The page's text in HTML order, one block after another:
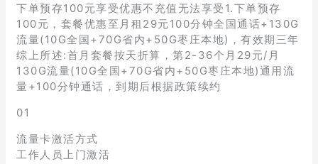
下单预存100元享受优惠不充值无法享受1.下单预存
100元，套餐优惠至月租29元100分钟全国通话+130G
流量(10G全国+70G省内+50G枣庄本地)，有效期三年
综上所述:首月套餐按天折算，第2-36个月29元/月
130G流量(10G全国+70G省内+50G枣庄本地)通用流
量+100分钟通话，到期后根据政策续约
01
流量卡激活方式
工作人员上门激活